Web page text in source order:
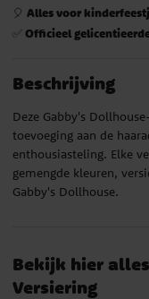
🎈 Alles voor
✅ Officieel
Beschrijving
Deze Gabby's
toevoeging aan de
enthousiasteling. Elke
gemengde kleuren,
Gabby's Dollhouse.
Bekijk hier
Versiering